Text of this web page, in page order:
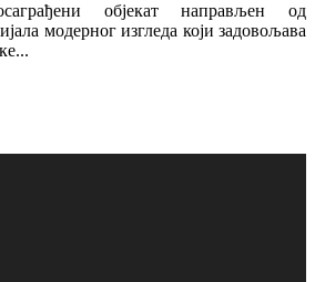
објекат направљен од
модерног изгледа који задовољава